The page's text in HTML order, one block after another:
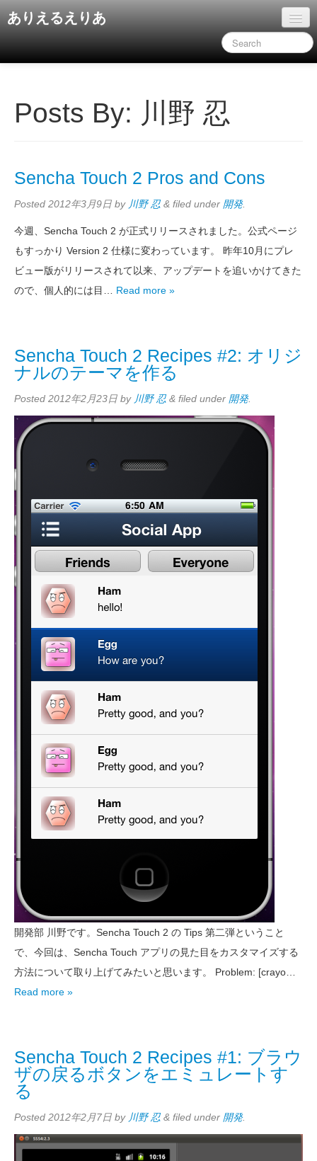
ありえるえりあ
旧コンテンツ
Posts By: 川野 忍
Sencha Touch 2 Pros and Cons
Posted 2012年3月9日 by 川野 忍 & filed under 開発.
今週、Sencha Touch 2 が正式リリースされました。公式ページ
もすっかり Version 2 仕様に変わっています。 昨年10月にプレ
ビュー版がリリースされて以来、アップデートを追いかけてきた
ので、個人的には目… Read more »
Sencha Touch 2 Recipes #2: オリジ
ナルのテーマを作る
Posted 2012年2月23日 by 川野 忍 & filed under 開発.
開発部 川野です。Sencha Touch 2 の Tips 第二弾ということ
で、今回は、Sencha Touch アプリの見た目をカスタマイズする
方法について取り上げてみたいと思います。 Problem: [crayo…
Read more »
Sencha Touch 2 Recipes #1: ブラウ
ザの戻るボタンをエミュレートす
る
Posted 2012年2月7日 by 川野 忍 & filed under 開発.